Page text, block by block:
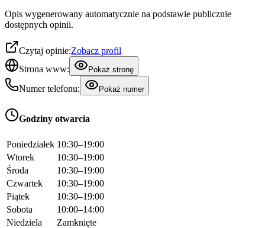
Opis wygenerowany automatycznie na podstawie publicznie
dostępnych opinii.
Czytaj opinie:Zobacz profil
Strona www:
Pokaż stronę
Numer telefonu: Pokaż numer
Godziny otwarcia
Poniedziałek 10:30–19:00
Wtorek
10:30–19:00
Środa
10:30–19:00
Czwartek
10:30–19:00
Piątek
10:30–19:00
Sobota
10:00–14:00
Niedziela
Zamknięte